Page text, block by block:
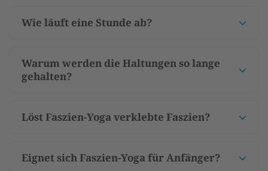
Wie läuft eine Stunde ab?
Warum werden die Haltungen so lange
gehalten?
Löst Faszien-Yoga verklebte Faszien?
Eignet sich Faszien-Yoga für Anfänger?